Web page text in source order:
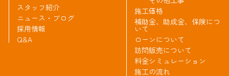
スタッフ紹介
ニュース・ブログ
採用情報
Q&A
施工価格
補助金、助成金、保険につ
いて
ローンについて
訪問販売について
料金シミュレーション
施工の流れ